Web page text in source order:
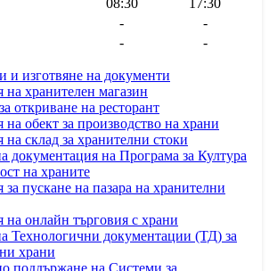
08:30
17:30
-
-
- -
и изготвяне на документи
на хранителен магазин
откриване на ресторант
на обект за производство на храни
на склад за хранителни стоки
документация на Програма за Култура
на храните
за пускане на пазара на хранителни
на онлайн търговия с храни
Технологични документации (ТД) за
храни